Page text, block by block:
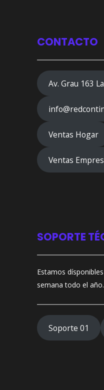
CONTACTO
Av. Grau 163
Ventas Hogar
Ventas
SOPORTE
Estamos
semana todo el año.
Soporte 01